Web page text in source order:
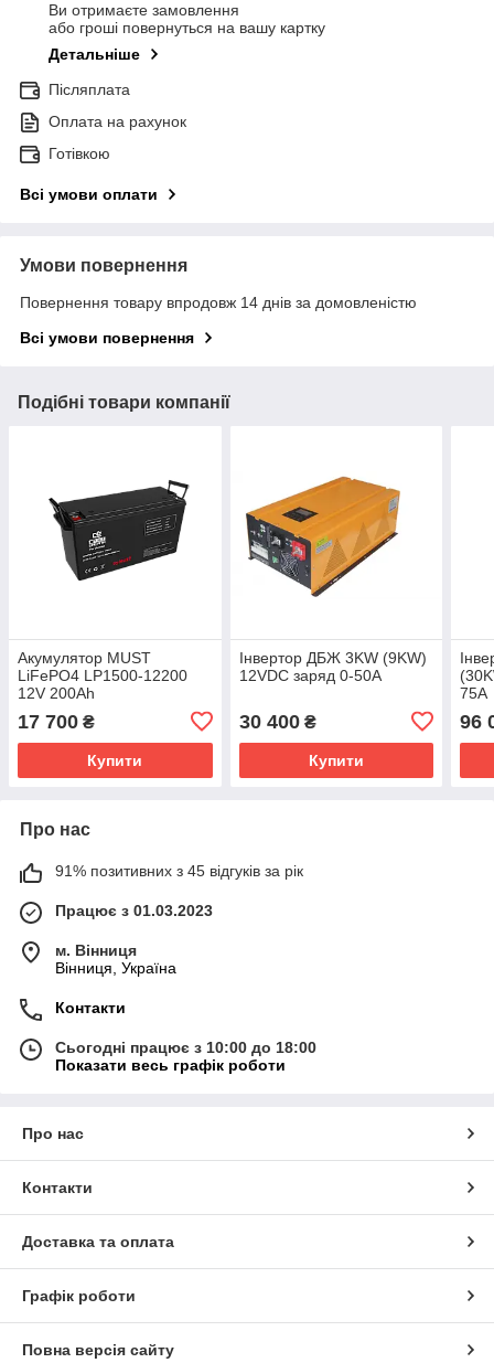
Ви отримаєте замовлення
або гроші повернуться на вашу картку
Детальніше
Післяплата
Оплата на рахунок
Готівкою
Всі умови оплати
Умови повернення
Повернення товару впродовж 14 днів за домовленістю
Всі умови повернення
Подібні товари компанії
Акумулятор MUST
LiFePO4 LP1500-12200
12V 200Ah
17 700 ₴
Купити
Інвертор ДБЖ 3KW (9KW)
12VDC заряд 0-50A
30 400₴
Купити
75A
96
Про нас
91% позитивних з 45 відгуків за рік
Працює з 01.03.2023
м. Вінниця
Вінниця, Україна
Контакти
Сьогодні працює з 10:00 до 18:00
Показати весь графік роботи
Про нас
Контакти
Доставка та оплата
Графік роботи
Повна версія сайту